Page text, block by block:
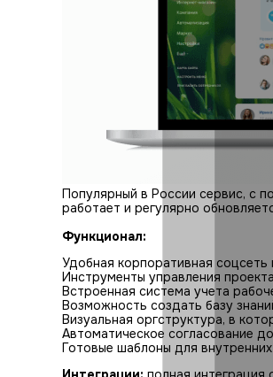
Популярный в России сервис, с
работает и регулярно
Функционал:
Удобная корпоративная
Инструменты управления
Встроенная система учета
Возможность создать базу
Визуальная оргструктура, в
Автоматическое согласование
Готовые шаблоны для